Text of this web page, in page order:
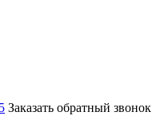
Заказать обратный звонок